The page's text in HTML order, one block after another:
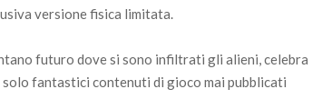
versione fisica limitata.
futuro dove si sono infiltrati gli alieni, celebra
fantastici contenuti di gioco mai pubblicati